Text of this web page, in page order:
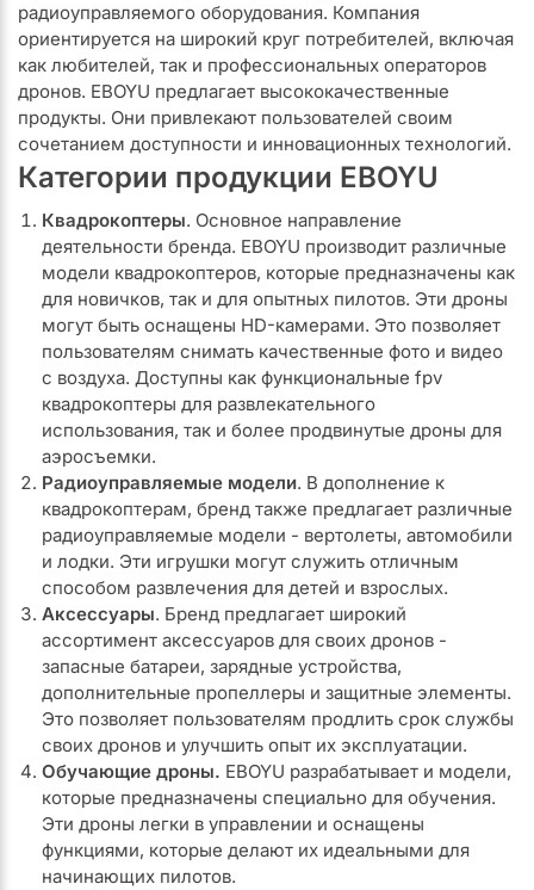
радиоуправляемого оборудования. Компания
ориентируется на широкий круг потребителей, включая
как любителей, так и профессиональных операторов
дронов. EBOYU предлагает высококачественные
продукты. Они привлекают пользователей своим
сочетанием доступности и инновационных технологий.
Категории продукции EBOYU
Квадрокоптеры. Основное направление
деятельности бренда. EBOYU производит различные
модели квадрокоптеров, которые предназначены как
для новичков, так и для опытных пилотов. Эти дроны
могут быть оснащены HD-камерами. Это позволяет
пользователям снимать качественные фото и видео
с воздуха. Доступны как функциональные fpv
квадрокоптеры для развлекательного
использования, так и более продвинутые дроны для
аэросъемки.
Радиоуправляемые модели. В дополнение к
квадрокоптерам, бренд также предлагает различные
радиоуправляемые модели - вертолеты, автомобили
и лодки. Эти игрушки могут служить отличным
способом развлечения для детей и взрослых.
Аксессуары. Бренд предлагает широкий
ассортимент аксессуаров для своих дронов -
запасные батареи, зарядные устройства,
дополнительные пропеллеры и защитные элементы.
Это позволяет пользователям продлить срок службы
своих дронов и улучшить опыт их эксплуатации.
Обучающие дроны. EBOYU разрабатывает и модели,
которые предназначены специально для обучения.
Эти дроны легки в управлении и оснащены
функциями, которые делают их идеальными для
начинающих пилотов.